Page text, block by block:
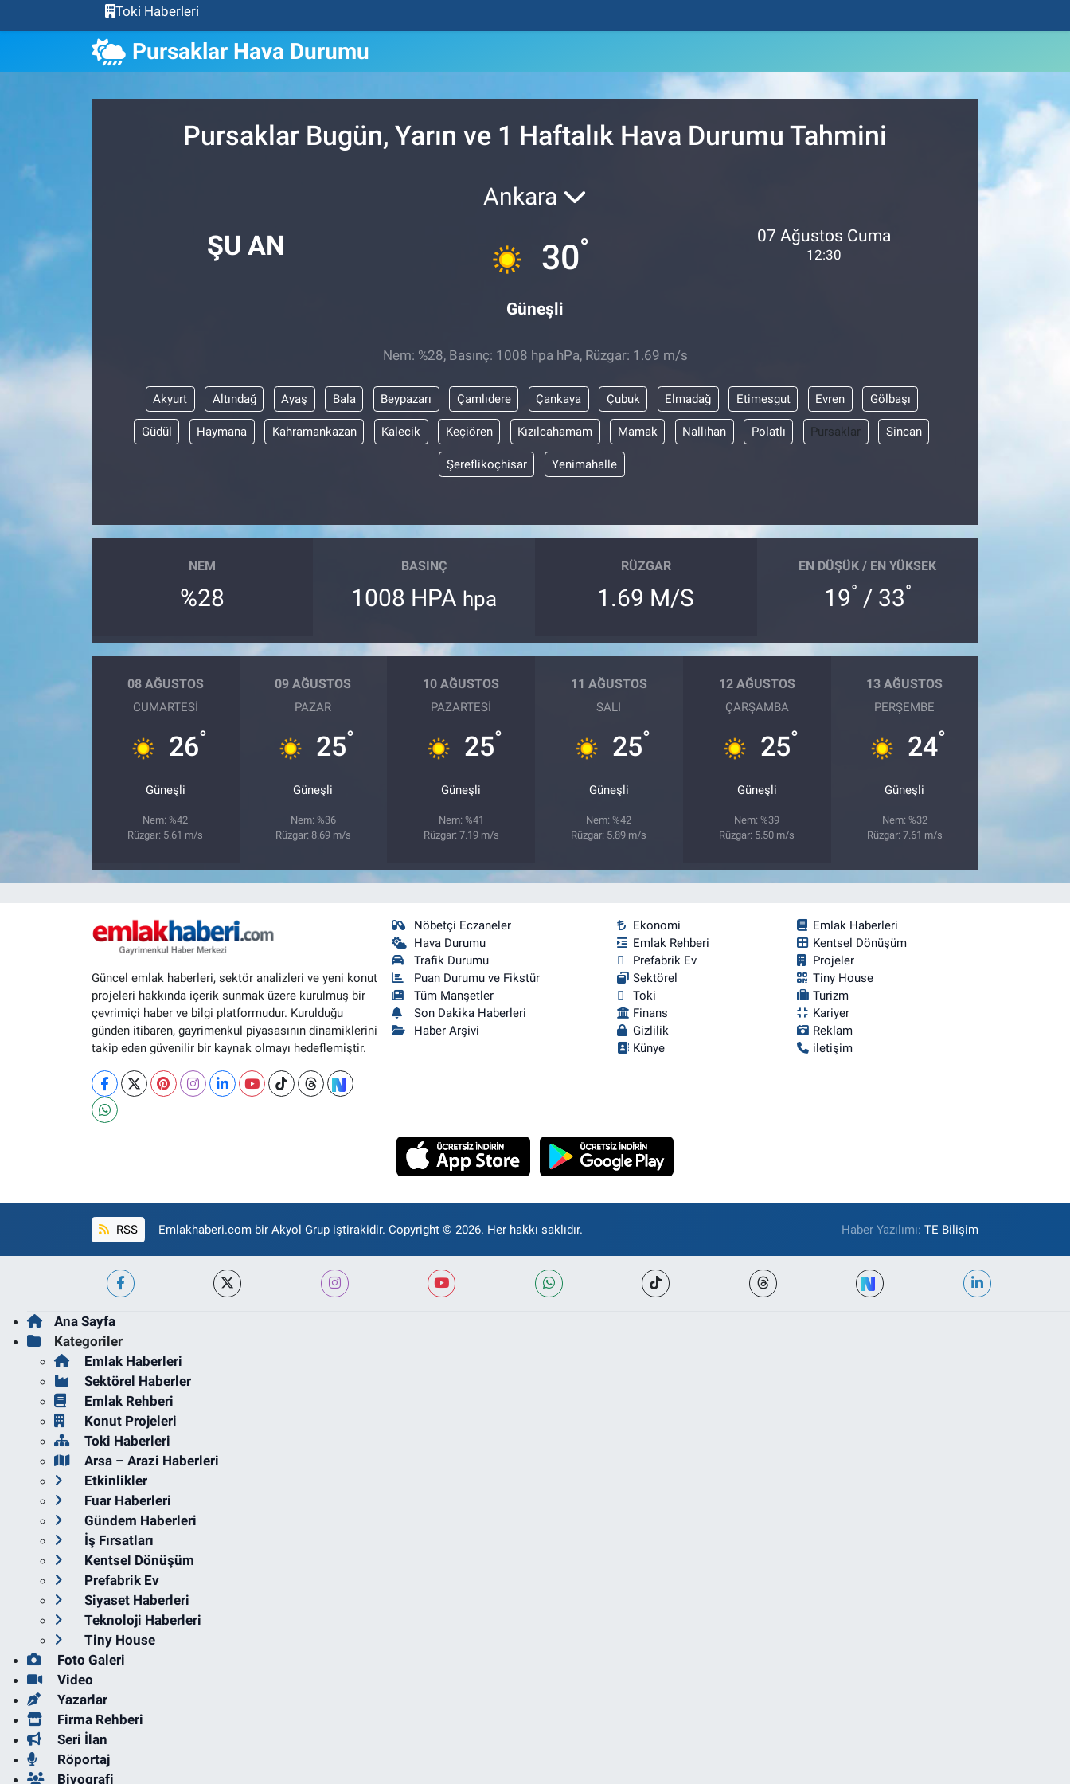
Toki Haberleri
Pursaklar Hava Durumu
Pursaklar Bugün, Yarın ve 1 Haftalık Hava Durumu Tahmini
ŞU AN
Ankara
30°
Güneşli
07 Ağustos Cuma
12:30
Nem: %28, Basınç: 1008 hpa hPa, Rüzgar: 1.69 m/s
Akyurt Altındağ Ayaş Bala Beypazarı Çamlıdere Çankaya Çubuk Elmadağ Etimesgut Evren Gölbaşı
Güdül Haymana Kahramankazan Kalecik Keçiören Kızılcahamam Mamak Nallıhan Polatlı Pursaklar Sincan
Şereflikoçhisar Yenimahalle
NEM
%28
BASINÇ
1008 HPA hpa
RÜZGAR
1.69 M/S
EN DÜŞÜK / EN YÜKSEK
19° / 33°
08 AĞUSTOS
CUMARTESI
26°
Güneşli
Nem: %42
Rüzgar: 5.61 m/s
09 AĞUSTOS
PAZAR
25°
Güneşli
Nem: %36
Rüzgar: 8.69 m/s
10 AĞUSTOS
PAZARTESI
25°
Güneşli
Nem: %41
Rüzgar: 7.19 m/s
11 AĞUSTOS
SALI
25°
Güneşli
Nem: %42
Rüzgar: 5.89 m/s
12 AĞUSTOS
ÇARŞAMBA
25°
Güneşli
Nem: %39
Rüzgar: 5.50 m/s
13 AĞUSTOS
PERŞEMBE
24°
Güneşli
Nem: %32
Rüzgar: 7.61 m/s
Güncel emlak haberleri, sektör analizleri ve yeni konut
projeleri hakkında içerik sunmak üzere kurulmuş bir
çevrimiçi haber ve bilgi platformudur. Kurulduğu
günden itibaren, gayrimenkul piyasasının dinamiklerini
takip eden güvenilir bir kaynak olmayı hedeflemiştir.
Nöbetçi Eczaneler
Hava Durumu
Trafik Durumu
Puan Durumu ve Fikstür
Tüm Manşetler
Son Dakika Haberleri
Haber Arşivi
Ekonomi
Emlak Haberleri
Emlak Rehberi
Kentsel Dönüşüm
Prefabrik Ev
Projeler
Sektörel
Tiny House
Toki
Turizm
Finans
Kariyer
Gizlilik
Reklam
Künye
iletişim
RSS Emlakhaberi.com bir Akyol Grup iştirakidir. Copyright © 2026. Her hakkı saklıdır. Haber Yazılımı:TE Bilişim
Ana Sayfa
Kategoriler
Emlak Haberleri
Sektörel Haberler
Emlak Rehberi
Konut Projeleri
Toki Haberleri
Arsa – Arazi Haberleri
Etkinlikler
Fuar Haberleri
Gündem Haberleri
İş Fırsatları
Kentsel Dönüşüm
Prefabrik Ev
Siyaset Haberleri
Teknoloji Haberleri
Tiny House
Foto Galeri
Video
Yazarlar
Firma Rehberi
Seri İlan
Röportaj
Biyografi